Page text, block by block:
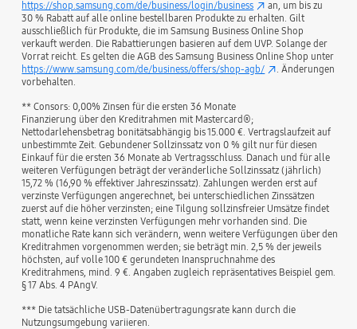
https://shop.samsung.com/de/business/login/business
an, um bis zu
30 % Rabatt auf alle online bestellbaren Produkte zu erhalten. Gilt
ausschließlich für Produkte, die im Samsung Business Online Shop
verkauft werden. Die Rabattierungen basieren auf dem UVP. Solange der
Vorrat reicht. Es gelten die AGB des Samsung Business Online Shop unter
https://www.samsung.com/de/business/offers/shop-agb/
. Änderungen
vorbehalten.
** Consors: 0,00% Zinsen für die ersten 36 Monate
Finanzierung über den Kreditrahmen mit Mastercard®;
Nettodarlehensbetrag bonitätsabhängig bis 15.000 €. Vertragslaufzeit auf
unbestimmte Zeit. Gebundener Sollzinssatz von 0 % gilt nur für diesen
Einkauf für die ersten 36 Monate ab Vertragsschluss. Danach und für alle
weiteren Verfügungen beträgt der veränderliche Sollzinssatz (jährlich)
15,72 % (16,90 % effektiver Jahreszinssatz). Zahlungen werden erst auf
verzinste Verfügungen angerechnet, bei unterschiedlichen Zinssätzen
zuerst auf die höher verzinsten; eine Tilgung sollzinsfreier Umsätze findet
statt, wenn keine verzinsten Verfügungen mehr vorhanden sind. Die
monatliche Rate kann sich verändern, wenn weitere Verfügungen über den
Kreditrahmen vorgenommen werden; sie beträgt min. 2,5 % der jeweils
höchsten, auf volle 100 € gerundeten Inanspruchnahme des
Kreditrahmens, mind. 9 €. Angaben zugleich repräsentatives Beispiel gem.
§ 17 Abs. 4 PAngV.
*** Die tatsächliche USB-Datenübertragungsrate kann durch die
Nutzungsumgebung variieren.